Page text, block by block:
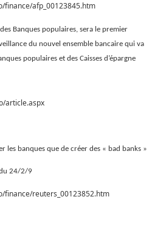
finance/afp_00123845.htm
Banques populaires, sera le premier
du nouvel ensemble bancaire qui va
populaires et des Caisses d’épargne
article.aspx
les banques que de créer des « bad banks »
du 24/2/9
finance/reuters_00123852.htm